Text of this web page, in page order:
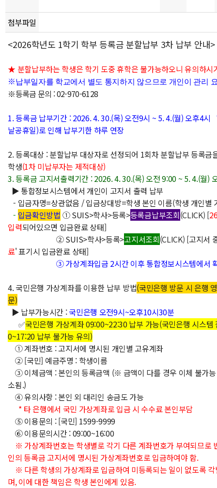
첨부파일
<2026학년도 1학기 학부 등록금 분할납부 3차 납부 안내>
★ 분할납부하는 학생은 학기 도중 휴학은 불가능하오니 유의하시
※납부일자를 학교에서 별도 통지하지 않으므로 개인이 관리
※등록금 문의 : 02-970-6128
1. 등록금 납부기간 : 2026. 4. 30.(목) 오전9시 ~ 5. 4.(월) 오후4시
날공휴일)로 인해 납부기한 하루 연장
2. 등록대상 : 분할납부 대상자로 선정되어 1회차 분할납부 등록금
학생(1차 미납부자는 제적대상)
3. 등록금 고지서출력기간 : 2026. 4. 30.(목) 오전 9:00 ~ 5. 4.(월)
▶ 통합정보시스템에서 개인이 고지서 출력 납부
- 입금자명=상관없음 / 입금상대방=학생 본인 이름(학생 개인별
- 입금확인방법 ① SUIS>학사>등록>등록금납부조회(CLICK) [
입력되어있으면 입금완료 상태]
② SUIS>학사>등록>고지서조회(CLICK) [고지서
료' 표기시 입금완료 상태]
③ 가상계좌입금 2시간 이후 통합정보시스템에서
4. 국민은행 가상계좌를 이용한 납부 방법(국민은행 방문 시 은행
문)
▶ 납부가능시간 :국민은행 오전9시~오후10시30분
✅국민은행 가상계좌 09:00~22:30 납부 가능(국민은행 시스템
0~17:20 납부 불가능 유의)
① 계좌번호 : 고지서에 명시된 개인별 고유계좌
② [국민] 예금주명 : 학생이름
③ 이체금액 : 본인의 등록금액 (※ 금액이 다를 경우 이체 불가
소됨.)
④ 유의사항 : 본인 외 대리인 송금도 가능
* 타 은행에서 국민 가상계좌로 입금 시 수수료 본인부담
⑤ 이용문의 : [국민] 1599-9999
⑥ 이용문의시간 : 09:00~16:00
※ 가상계좌번호는 학생별로 각기 다른 계좌번호가 부여되므로
인의 등록금 고지서에 명시된 가상계좌번호로 입금하여야 함.
※ 다른 학생의 가상계좌로 입금하여 미등록되는 일이 없도록
며, 이에 대한 책임은 학생 본인에게 있음.